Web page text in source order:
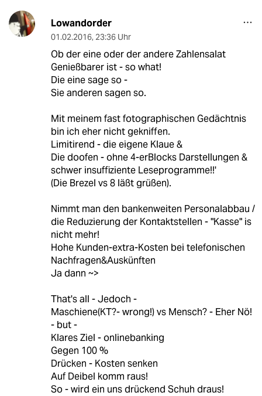
Lowandorder
01.02.2016, 23:36 Uhr
Ob der eine oder der andere Zahlensalat
Genießbarer ist - so what!
Die eine sage so -
Sie anderen sagen so.
Mit meinem fast fotographischen Gedächtnis
bin ich eher nicht gekniffen.
Limitirend - die eigene Klaue &
Die doofen - ohne 4-erBlocks Darstellungen &
schwer insuffiziente Leseprogramme!!'
(Die Brezel vs 8 läßt grüßen).
Nimmt man den bankenweiten Personalabbau /
die Reduzierung der Kontaktstellen - "Kasse" is
nicht mehr!
Hohe Kunden-extra-Kosten bei telefonischen
Nachfragen&Auskünften
Ja dann ~>
That's all - Jedoch -
Maschiene(KT?- wrong!) vs Mensch? - Eher Nö!
- but -
Klares Ziel - onlinebanking
Gegen 100 %
Drücken - Kosten senken
Auf Deibel komm raus!
So - wird ein uns drückend Schuh draus!